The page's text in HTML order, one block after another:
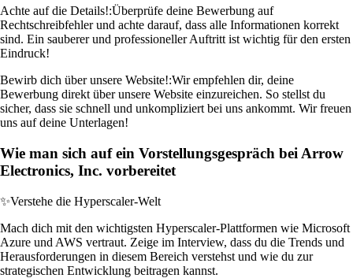
Achte auf die Details!:Überprüfe deine Bewerbung auf
Rechtschreibfehler und achte darauf, dass alle Informationen korrekt
sind. Ein sauberer und professioneller Auftritt ist wichtig für den ersten
Eindruck!
Bewirb dich über unsere Website!:Wir empfehlen dir, deine
Bewerbung direkt über unsere Website einzureichen. So stellst du
sicher, dass sie schnell und unkompliziert bei uns ankommt. Wir freuen
uns auf deine Unterlagen!
Wie man sich auf ein Vorstellungsgespräch bei Arrow
Electronics, Inc. vorbereitet
✨Verstehe die Hyperscaler-Welt
Mach dich mit den wichtigsten Hyperscaler-Plattformen wie Microsoft
Azure und AWS vertraut. Zeige im Interview, dass du die Trends und
Herausforderungen in diesem Bereich verstehst und wie du zur
strategischen Entwicklung beitragen kannst.